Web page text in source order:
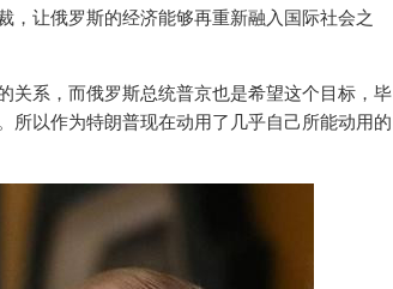
，让俄罗斯的经济能够再重新融入国际社会之
关系，而俄罗斯总统普京也是希望这个目标，毕
所以作为特朗普现在动用了几乎自己所能动用的